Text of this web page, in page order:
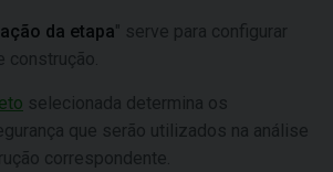
da etapa" serve para configurar
construção.
selecionada determina os
que serão utilizados na análise
correspondente.